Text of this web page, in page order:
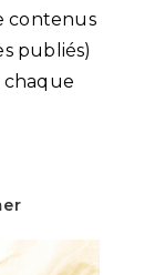
contenus
publiés)